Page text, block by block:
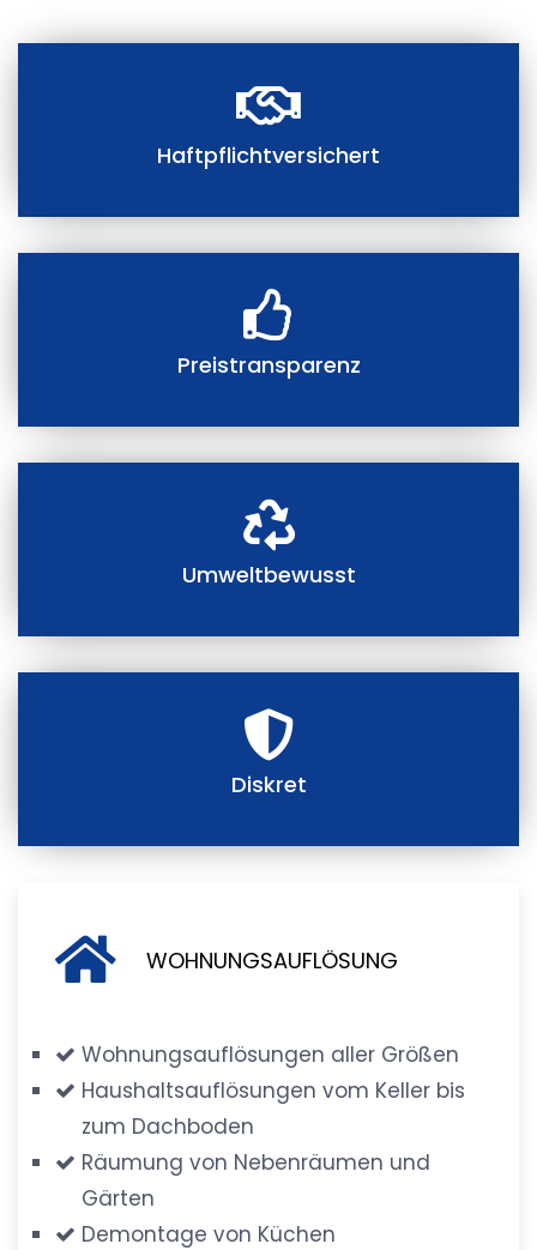
Haftpflichtversichert
Preistransparenz
Umweltbewusst
Diskret
WOHNUNGSAUFLÖSUNG
Wohnungsauflösungen aller Größen
Haushaltsauflösungen vom Keller bis
zum Dachboden
Räumung von Nebenräumen und
Gärten
Demontage von Küchen